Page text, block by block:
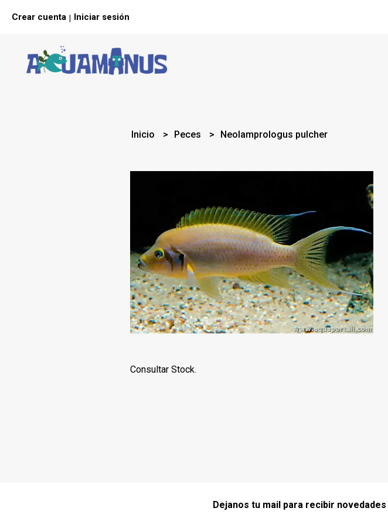
Crear cuenta | Iniciar sesión
Inicio Peces Neolamprologus pulcher
Consultar Stock.
Dejanos tu mail para recibir novedades